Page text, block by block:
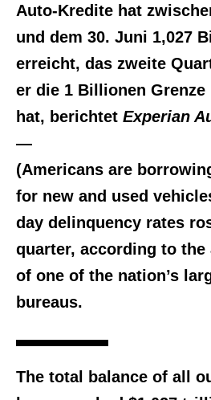
Auto-Kredite hat
und dem 30. Juni 1,027
erreicht, das zweite
er die 1 Billionen
hat, berichtet Experian
—
(Americans are
for new and used
day delinquency rates
quarter, according to the
of one of the nation’s
bureaus.
The total balance of all